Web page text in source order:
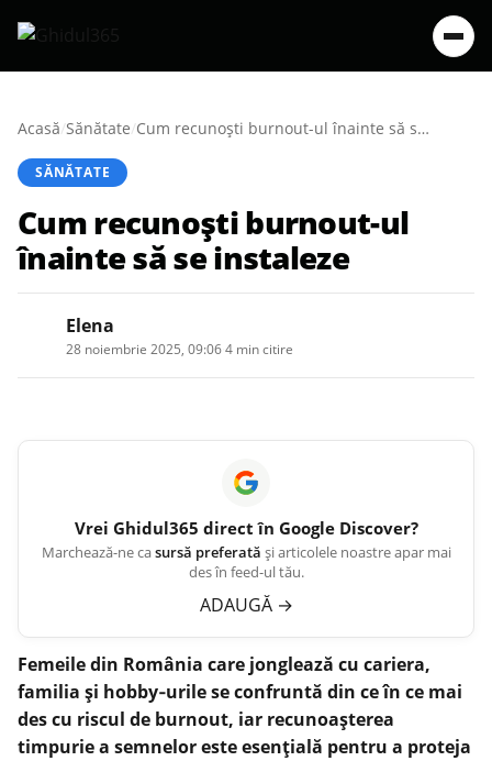
Acasă/Sănătate/ Cum recunoști burnout-ul înainte să se instaleze
SĂNĂTATE
Cum recunoști burnout-ul
înainte să se instaleze
Elena
28 noiembrie 2025, 09:064 min citire
Vrei Ghidul365 direct în Google Discover?
Marchează-ne casursă preferată și articolele noastre apar mai
des în feed-ul tău.
ADAUGĂ →
Femeile din România care jonglează cu cariera,
familia și hobby‑urile se confruntă din ce în ce mai
des cu riscul de burnout, iar recunoașterea
timpurie a semnelor este esențială pentru a proteja